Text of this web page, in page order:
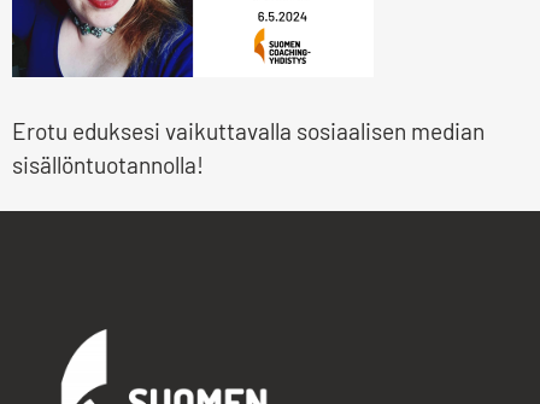
Erotu eduksesi vaikuttavalla sosiaalisen median
sisällöntuotannolla!